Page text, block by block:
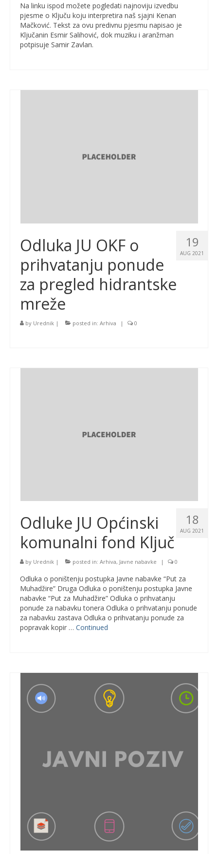
Na linku ispod možete pogledati najnoviju izvedbu
pjesme o Ključu koju interpretira naš sjajni Kenan
Mačković. Tekst za ovu predivnu pjesmu napisao je
Ključanin Esmir Salihović, dok muziku i aranžman
potpisuje Samir Zavlan.
19
AUG 2021
Odluka JU OKF o
prihvatanju ponude
za pregled hidrantske
mreže
by Urednik | posted in: Arhiva | 0
18
AUG 2021
Odluke JU Općinski
komunalni fond Ključ
by Urednik | posted in: Arhiva, Javne nabavke | 0
Odluka o poništenju postupka Javne nabavke “Put za
Muhadžire” Druga Odluka o poništenju postupka Javne
nabavke “Put za Muhadžire” Odluka o prihvatanju
ponude za nabavku tonera Odluka o prihvatanju ponude
za nabavku zastava Odluka o prihvatanju ponude za
popravak kopir … Continued